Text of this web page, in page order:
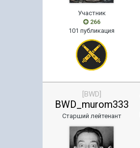
Участник
266
101 публикация
[BWD]
BWD_murom333
Старший лейтенант